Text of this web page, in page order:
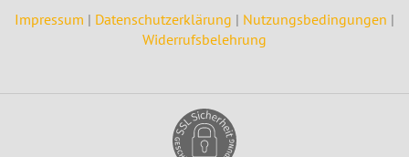
Impressum | Datenschutzerklärung | Nutzungsbedingungen |
Widerrufsbelehrung